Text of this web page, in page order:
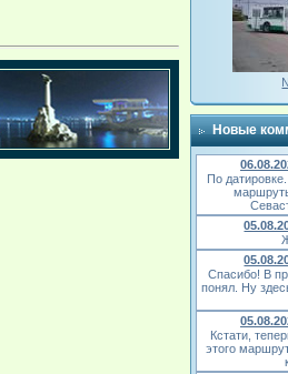
Новые
По
Спасибо! В
понял. Ну
Кстати,
этого